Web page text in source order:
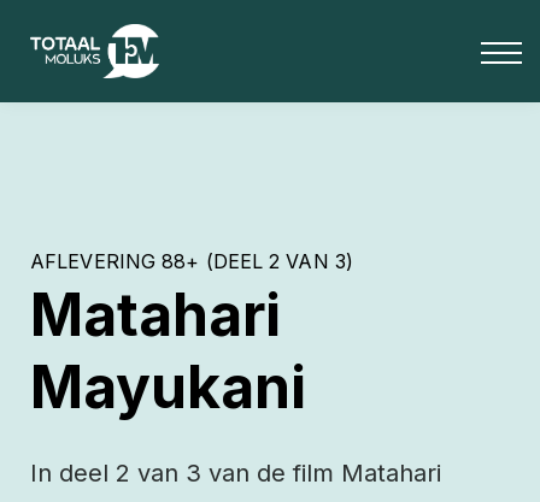
AFLEVERING 88+ (DEEL 2 VAN 3)
Matahari
Mayukani
In deel 2 van 3 van de film Matahari